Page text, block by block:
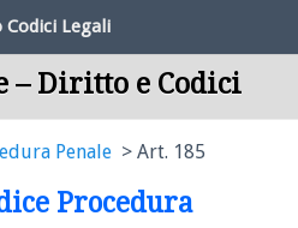
Codici Legali
– Diritto e Codici
Penale Art. 185
Procedura